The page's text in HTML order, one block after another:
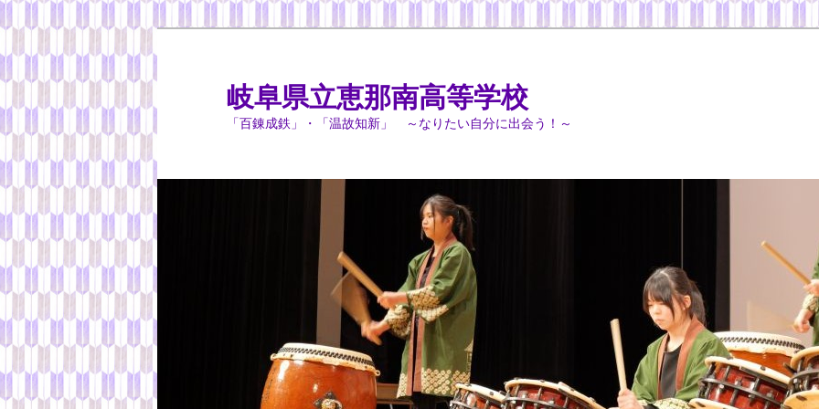
岐阜県立恵那南高等学校
「百錬成鉄」・「温故知新」 ～なりたい自分に出会う！～